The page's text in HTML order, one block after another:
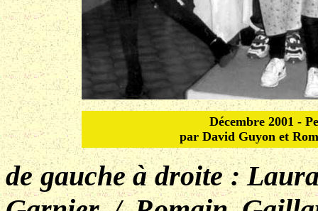
Décembre 2001 -
par David Guyon et
de gauche à droite :